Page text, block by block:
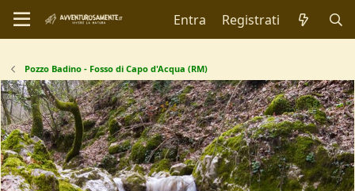
Entra Registrati
Pozzo Badino - Fosso di Capo d'Acqua (RM)